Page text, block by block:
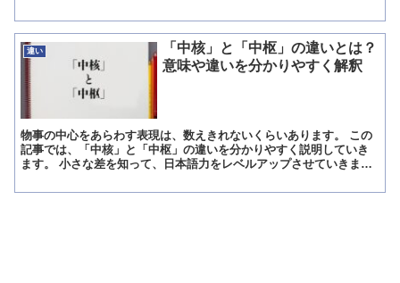
違い
「中核」と「中枢」の違いとは？
意味や違いを分かりやすく解釈
物事の中心をあらわす表現は、数えきれないくらいあります。 この
記事では、「中核」と「中枢」の違いを分かりやすく説明していき
ます。 小さな差を知って、日本語力をレベルアップさせていきまし